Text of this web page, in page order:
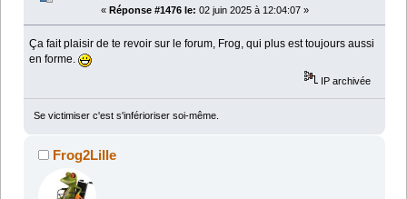
« Réponse #1476 le: 02 juin 2025 à 12:04:07 »
Ça fait plaisir de te revoir sur le forum, Frog, qui plus est toujours aussi
en forme.
IP archivée
Se victimiser c'est s'inférioriser soi-même.
Frog2Lille